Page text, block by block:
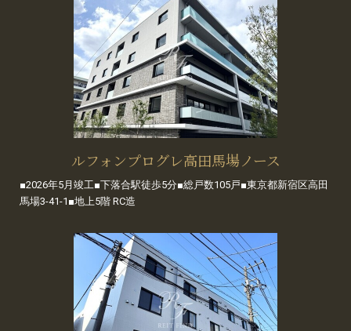
ルフォンプログレ高田馬場ノース
■2026年5月竣工■下落合駅徒歩5分■総戸数105戸■東京都新宿区高田
馬場3-41-1■地上5階 RC造